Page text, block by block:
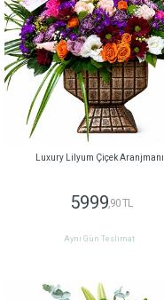
Luxury Lilyum Çiçek Aranjmanı
5999 ,90 TL
Aynı Gün Teslimat